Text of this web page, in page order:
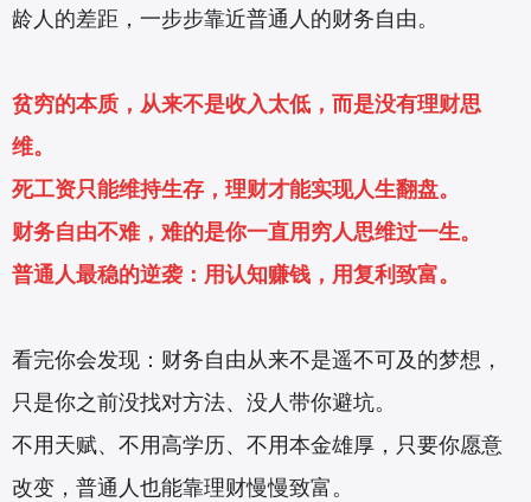
龄人的差距，一步步靠近普通人的财务自由。
贫穷的本质，从来不是收入太低，而是没有理财思
维。
死工资只能维持生存，理财才能实现人生翻盘。
财务自由不难，难的是你一直用穷人思维过一生。
普通人最稳的逆袭：用认知赚钱，用复利致富。
看完你会发现：财务自由从来不是遥不可及的梦想，
只是你之前没找对方法、没人带你避坑。
不用天赋、不用高学历、不用本金雄厚，只要你愿意
改变，普通人也能靠理财慢慢致富。